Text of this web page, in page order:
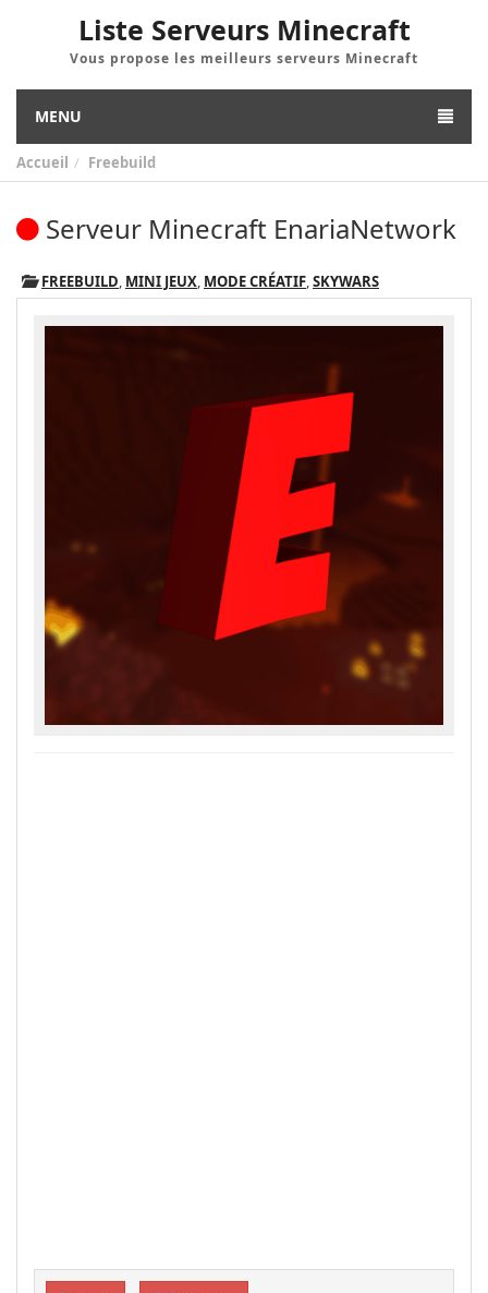
Liste Serveurs Minecraft
Vous propose les meilleurs serveurs Minecraft
MENU
Accueil Freebuild
Serveur Minecraft EnariaNetwork
FREEBUILD, MINI JEUX, MODE CRÉATIF,SKYWARS